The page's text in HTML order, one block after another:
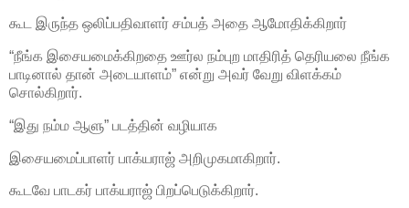
கூட இருந்த ஒலிப்பதிவாளர் சம்பத் அதை ஆமோதிக்கிறார்
“நீங்க இசையமைக்கிறதை ஊர்ல நம்புற மாதிரித் தெரியலை நீங்க
பாடினால் தான் அடையாளம்” என்று அவர் வேறு விளக்கம்
சொல்கிறார்.
“இது நம்ம ஆளு” படத்தின் வழியாக
இசையமைப்பாளர் பாக்யராஜ் அறிமுகமாகிறார்.
கூடவே பாடகர் பாக்யராஜ் பிறப்பெடுக்கிறார்.